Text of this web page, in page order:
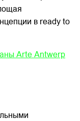
в ready to
Arte Antwerp